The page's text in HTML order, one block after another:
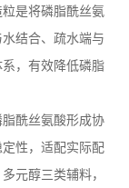
是将磷脂酰丝氨
结合、疏水端与
，有效降低磷脂
酰丝氨酸形成协
性，适配实际配
元醇三类辅料，